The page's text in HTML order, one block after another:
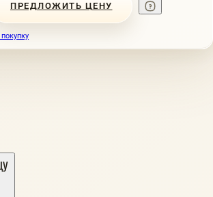
ПРЕДЛОЖИТЬ ЦЕНУ